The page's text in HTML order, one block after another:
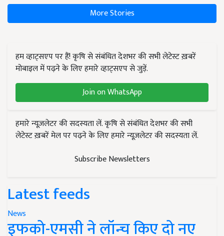
More Stories
हम व्हाट्सएप पर हैं! कृषि से संबंधित देशभर की सभी लेटेस्ट ख़बरें
मोबाइल में पढ़ने के लिए हमारे व्हाट्सएप से जुड़ें.
Join on WhatsApp
हमारे न्यूज़लेटर की सदस्यता लें. कृषि से संबंधित देशभर की सभी
लेटेस्ट ख़बरें मेल पर पढ़ने के लिए हमारे न्यूज़लेटर की सदस्यता लें.
Subscribe Newsletters
Latest feeds
News
इफको-एमसी ने लॉन्च किए दो नए